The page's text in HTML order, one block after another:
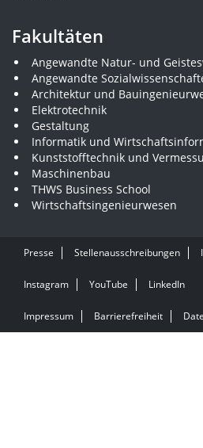
Fakultäten
Angewandte Natur- und
Angewandte
Architektur und
Elektrotechnik
Gestaltung
Informatik und
Kunststofftechnik und
Maschinenbau
THWS Business School
Wirtschaftsingenieurwesen
Presse Stellenausschreibungen
Instagram YouTube LinkedIn
Impressum Barrierefreiheit